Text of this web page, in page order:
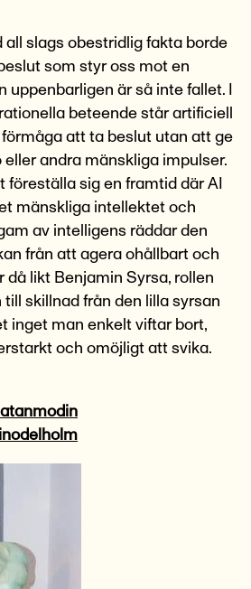
all slags obestridlig fakta borde
som styr oss mot en
uppenbarligen är så inte fallet. I
beteende står artificiell
att ta beslut utan att ge
eller andra mänskliga impulser.
föreställa sig en framtid där AI
mänskliga intellektet och
av intelligens räddar den
från att agera ohållbart och
då likt Benjamin Syrsa, rollen
skillnad från den lilla syrsan
inget man enkelt viftar bort,
och omöjligt att svika.